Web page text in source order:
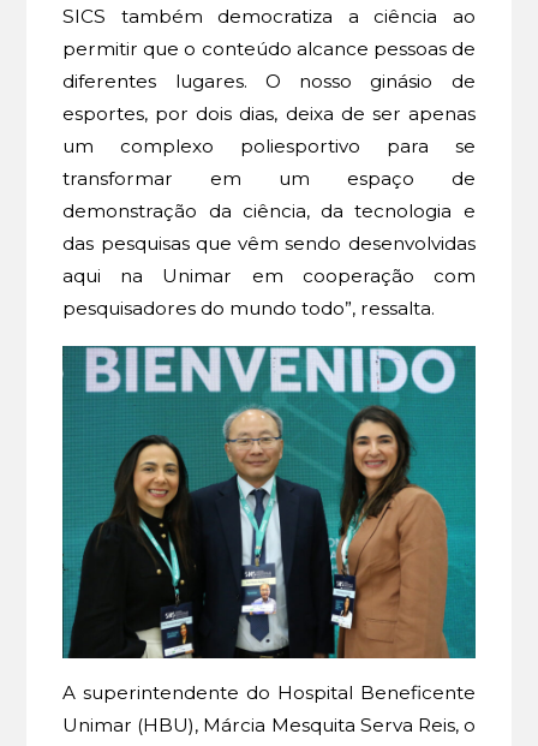
SICS também democratiza a ciência ao
permitir que o conteúdo alcance pessoas de
diferentes lugares. O nosso ginásio de
esportes, por dois dias, deixa de ser apenas
um complexo poliesportivo para se
transformar em um espaço de
demonstração da ciência, da tecnologia e
das pesquisas que vêm sendo desenvolvidas
aqui na Unimar em cooperação com
pesquisadores do mundo todo”, ressalta.
A superintendente do Hospital Beneficente
Unimar (HBU), Márcia Mesquita Serva Reis, o